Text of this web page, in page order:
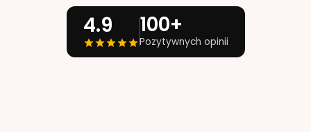
4.9 100+
Pozytywnych opinii